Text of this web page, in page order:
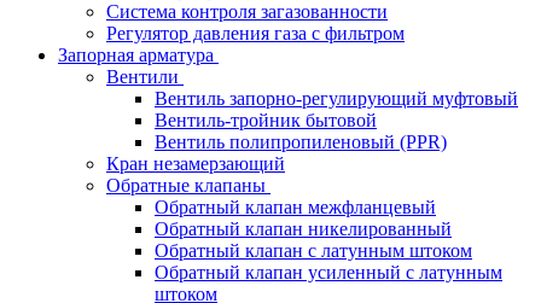
Система контроля загазованности
Регулятор давления газа с фильтром
Запорная арматура
Вентили
Вентиль запорно-регулирующий муфтовый
Вентиль-тройник бытовой
Вентиль полипропиленовый (PPR)
Кран незамерзающий
Обратные клапаны
Обратный клапан межфланцевый
Обратный клапан никелированный
Обратный клапан с латунным штоком
Обратный клапан усиленный с латунным
штоком